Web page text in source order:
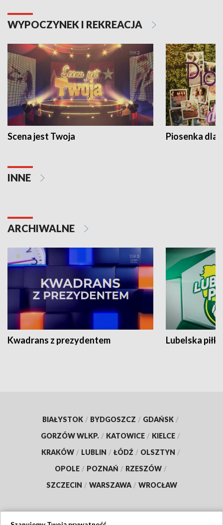
WYPOCZYNEK I REKREACJA
Scena jest Twoja Piosenka dla
INNE
ARCHIWALNE
Kwadrans z prezydentem Lubelska piłka
BIAŁYSTOK / BYDGOSZCZ / GDAŃSK /
GORZÓW WLKP. / KATOWICE / KIELCE /
KRAKÓW / LUBLIN / ŁÓDŹ / OLSZTYN /
OPOLE / POZNAŃ / RZESZÓW /
SZCZECIN / WARSZAWA / WROCŁAW